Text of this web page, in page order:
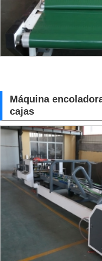
Máquina
cajas